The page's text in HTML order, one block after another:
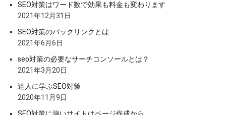
SEO対策はワード数で効果も料金も変わります
2021年12月31日
SEO対策のバックリンクとは
2021年6月6日
seo対策の必要なサーチコンソールとは？
2021年3月20日
達人に学ぶSEO対策
2020年11月9日